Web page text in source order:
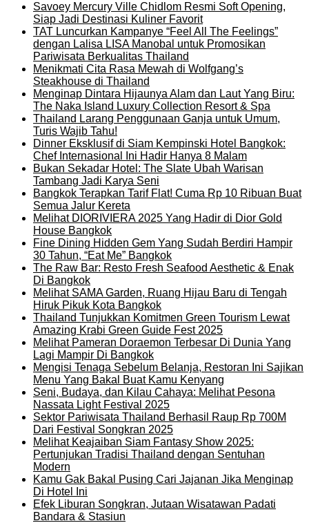
Savoey Mercury Ville Chidlom Resmi Soft Opening,
Siap Jadi Destinasi Kuliner Favorit
TAT Luncurkan Kampanye “Feel All The Feelings”
dengan Lalisa LISA Manobal untuk Promosikan
Pariwisata Berkualitas Thailand
Menikmati Cita Rasa Mewah di Wolfgang’s
Steakhouse di Thailand
Menginap Dintara Hijaunya Alam dan Laut Yang Biru:
The Naka Island Luxury Collection Resort & Spa
Thailand Larang Penggunaan Ganja untuk Umum,
Turis Wajib Tahu!
Dinner Eksklusif di Siam Kempinski Hotel Bangkok:
Chef Internasional Ini Hadir Hanya 8 Malam
Bukan Sekadar Hotel: The Slate Ubah Warisan
Tambang Jadi Karya Seni
Bangkok Terapkan Tarif Flat! Cuma Rp 10 Ribuan Buat
Semua Jalur Kereta
Melihat DIORIVIERA 2025 Yang Hadir di Dior Gold
House Bangkok
Fine Dining Hidden Gem Yang Sudah Berdiri Hampir
30 Tahun, “Eat Me” Bangkok
The Raw Bar: Resto Fresh Seafood Aesthetic & Enak
Di Bangkok
Melihat SAMA Garden, Ruang Hijau Baru di Tengah
Hiruk Pikuk Kota Bangkok
Thailand Tunjukkan Komitmen Green Tourism Lewat
Amazing Krabi Green Guide Fest 2025
Melihat Pameran Doraemon Terbesar Di Dunia Yang
Lagi Mampir Di Bangkok
Mengisi Tenaga Sebelum Belanja, Restoran Ini Sajikan
Menu Yang Bakal Buat Kamu Kenyang
Seni, Budaya, dan Kilau Cahaya: Melihat Pesona
Nassata Light Festival 2025
Sektor Pariwisata Thailand Berhasil Raup Rp 700M
Dari Festival Songkran 2025
Melihat Keajaiban Siam Fantasy Show 2025:
Pertunjukan Tradisi Thailand dengan Sentuhan
Modern
Kamu Gak Bakal Pusing Cari Jajanan Jika Menginap
Di Hotel Ini
Efek Liburan Songkran, Jutaan Wisatawan Padati
Bandara & Stasiun